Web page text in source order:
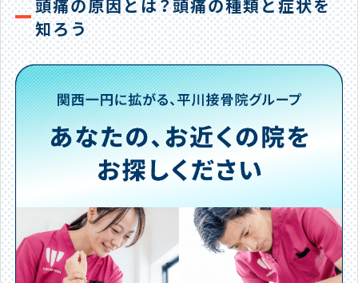
頭痛の原因とは？頭痛の種類と症状を
知ろう